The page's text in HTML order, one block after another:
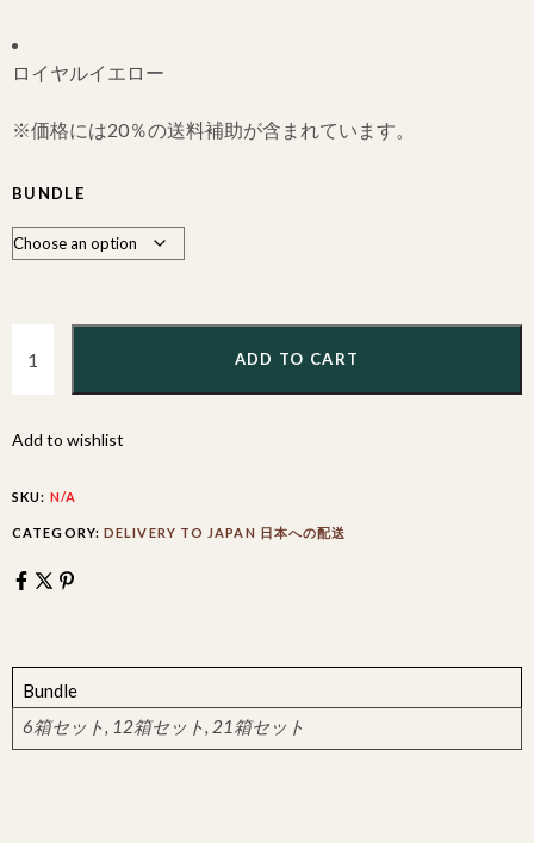
ロイヤルイエロー
※価格には20％の送料補助が含まれています。
BUNDLE
ADD TO CART
Add to wishlist
SKU: N/A
CATEGORY: DELIVERY TO JAPAN 日本への配送
Bundle
6箱セット, 12箱セット, 21箱セット